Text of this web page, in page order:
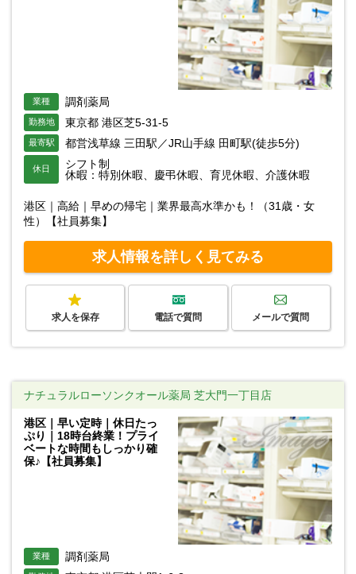
業種 調剤薬局
勤務地 東京都 港区芝5-31-5
最寄駅 都営浅草線 三田駅／JR山手線 田町駅(徒歩5分)
休日
シフト制
休暇：特別休暇、慶弔休暇、育児休暇、介護休暇
港区｜高給｜早めの帰宅｜業界最高水準かも！（31歳・女
性）【社員募集】
求人情報を詳しく見てみる
求人を保存 電話で質問 メールで質問
ナチュラルローソンクオール薬局 芝大門一丁目店
港区｜早い定時｜休日たっ
ぷり｜18時台終業！プライ
ベートな時間もしっかり確
保♪【社員募集】
業種 調剤薬局